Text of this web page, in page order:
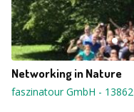
Networking in Nature
faszinatour GmbH - 13862